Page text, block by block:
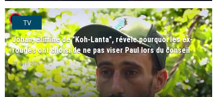
player2TV
Johan, éliminé de "Koh-Lanta", révèle pourquoi les ex-
rouges ont choisi de ne pas viser Paul lors du conseil
29 avril 2026